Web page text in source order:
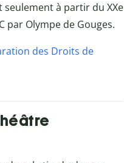
seulement à partir du XXe
par Olympe de Gouges.
des Droits de